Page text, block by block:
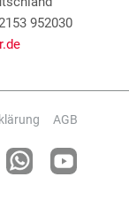
952030
AGB